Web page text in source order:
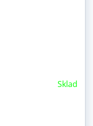
Sklad